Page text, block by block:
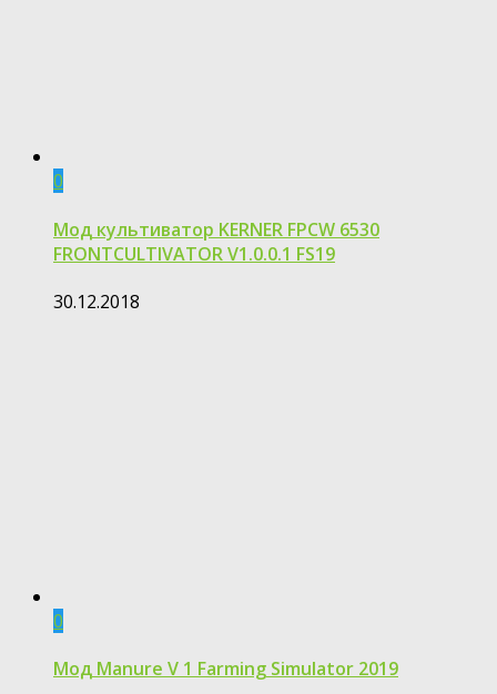
0
Мод культиватор KERNER FPCW 6530
FRONTCULTIVATOR V1.0.0.1 FS19
30.12.2018
0
Мод Manure V 1 Farming Simulator 2019